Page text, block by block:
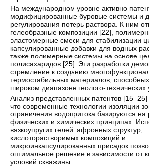
На международном уровне активно
модифицированные буровые системы и
регулирования потерь раствора. К ним
гелеобразные композиции [22],
эластомерные смеси для стабилизации
капсулированные добавки для водных
также полимерные системы на основе
полисахаридов [25]. Эти разработки
стремление к созданию
термостабильных материалов,
широком диапазоне геолого-технических
Анализ представленных патентов [15–25]
что современные технологии изоляции
ограничения водопритока базируются на
физических и химических принципах.
вязкоупругих гелей, афронных структур,
кислоторастворимых композиций и
микроинкапсулированных присадок
оптимальное решение в зависимости от
условий скважины.